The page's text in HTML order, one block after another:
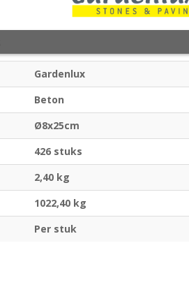
Gardenlux
Beton
Ø8x25cm
426 stuks
2,40 kg
1022,40 kg
Per stuk